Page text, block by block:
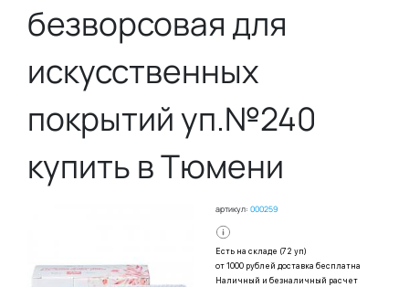
безворсовая для
искусственных
покрытий уп.№240
купить в Тюмени
артикул: 000259
Есть на складе (72 уп)
от 1000 рублей доставка бесплатна
Наличный и безналичный расчет